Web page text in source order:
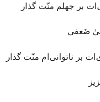
بر جهلم منّت گذار
ضَعفى
بر ناتوانی‌ام منّت گذار